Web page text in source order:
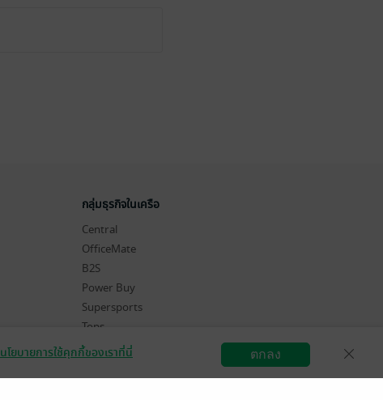
กลุ่มธุรกิจในเครือ
Central
OfficeMate
B2S
Power Buy
Supersports
Tops
Hytexts
สมัครขายอีบุ๊ก วิธีการใช้งาน
นโยบายการใช้คุกกี้ของเราที่นี่ ตกลง